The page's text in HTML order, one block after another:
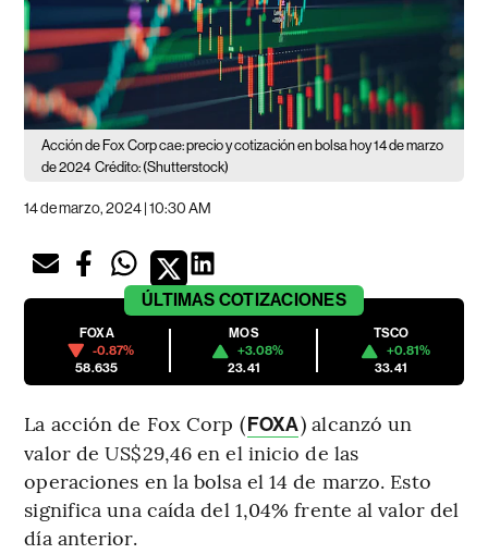
Acción de Fox Corp cae: precio y cotización en bolsa hoy 14 de marzo
de 2024 Crédito: (Shutterstock)
14 de marzo, 2024 | 10:30 AM
ÚLTIMAS COTIZACIONES
FOXA
-0.87%
58.635
MOS
+3.08%
23.41
TSCO
+0.81%
33.41
La acción de Fox Corp (FOXA) alcanzó un
valor de US$29,46 en el inicio de las
operaciones en la bolsa el 14 de marzo. Esto
significa una caída del 1,04% frente al valor del
día anterior.